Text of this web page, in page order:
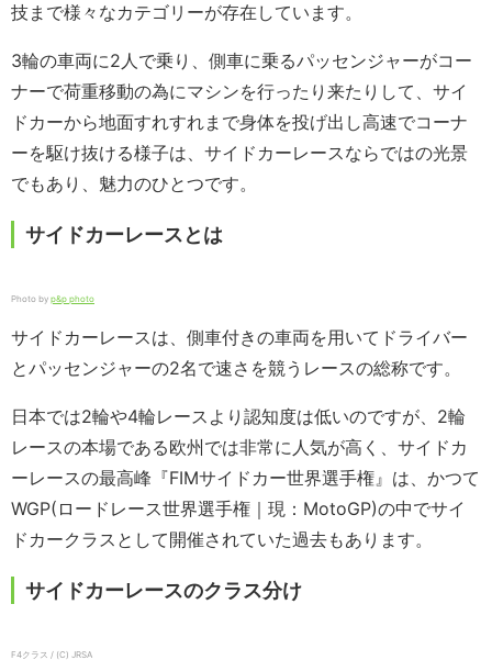
技まで様々なカテゴリーが存在しています。
3輪の車両に2人で乗り、側車に乗るパッセンジャーがコー
ナーで荷重移動の為にマシンを行ったり来たりして、サイ
ドカーから地面すれすれまで身体を投げ出し高速でコーナ
ーを駆け抜ける様子は、サイドカーレースならではの光景
でもあり、魅力のひとつです。
サイドカーレースとは
Photo by p&p photo
サイドカーレースは、側車付きの車両を用いてドライバー
とパッセンジャーの2名で速さを競うレースの総称です。
日本では2輪や4輪レースより認知度は低いのですが、2輪
レースの本場である欧州では非常に人気が高く、サイドカ
ーレースの最高峰『FIMサイドカー世界選手権』は、かつて
WGP(ロードレース世界選手権｜現：MotoGP)の中でサイ
ドカークラスとして開催されていた過去もあります。
サイドカーレースのクラス分け
F4クラス / (C) JRSA